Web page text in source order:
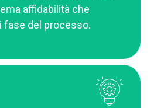
affidabilità che
fase del processo.